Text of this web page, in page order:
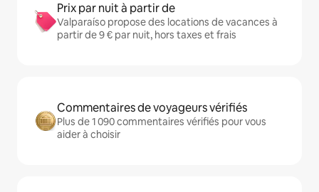
Prix par nuit à partir de
Valparaíso propose des locations de vacances à
partir de 9 € par nuit, hors taxes et frais
Commentaires de voyageurs vérifiés
Plus de 1 090 commentaires vérifiés pour vous
aider à choisir